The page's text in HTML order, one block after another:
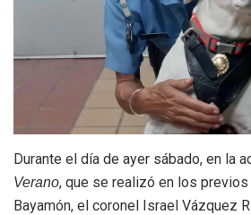
Durante el día de ayer sábado, en la
Verano, que se realizó en los
Bayamón, el coronel Israel Vázquez